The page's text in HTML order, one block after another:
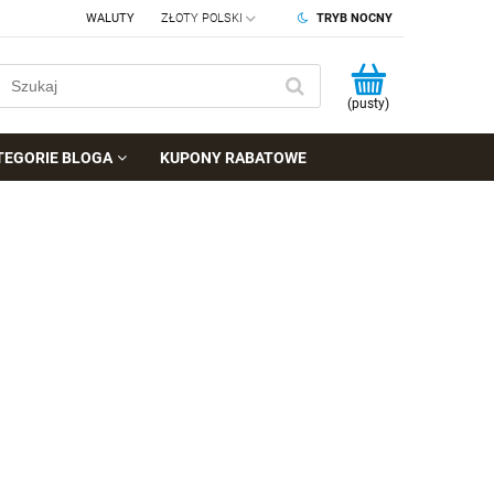
TRYB NOCNY
WALUTY
(pusty)
BLOGA KUPONY RABATOWE